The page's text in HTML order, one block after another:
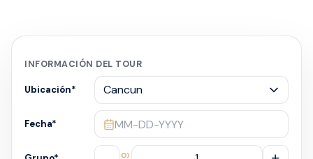
INFORMACIÓN DEL TOUR
Ubicación*
Fecha* MM-DD-YYYY